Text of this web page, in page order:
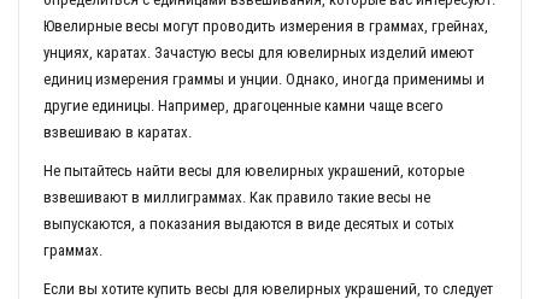
Ювелирные весы могут проводить измерения в граммах, грейнах,
унциях, каратах. Зачастую весы для ювелирных изделий имеют
единиц измерения граммы и унции. Однако, иногда применимы и
другие единицы. Например, драгоценные камни чаще всего
взвешиваю в каратах.
Не пытайтесь найти весы для ювелирных украшений, которые
взвешивают в миллиграммах. Как правило такие весы не
выпускаются, а показания выдаются в виде десятых и сотых
граммах.
Если вы хотите купить весы для ювелирных украшений, то следует